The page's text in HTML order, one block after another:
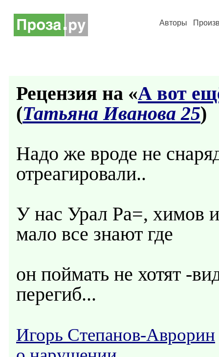
Авторы
Рецензия на «А вот
(Татьяна Иванова 25)
Надо же вроде не
отреагировали..
У нас Урал Ра=, химов
мало все знают где
он поймать не хотят -
перегиб...
Игорь Степанов-Аврорин